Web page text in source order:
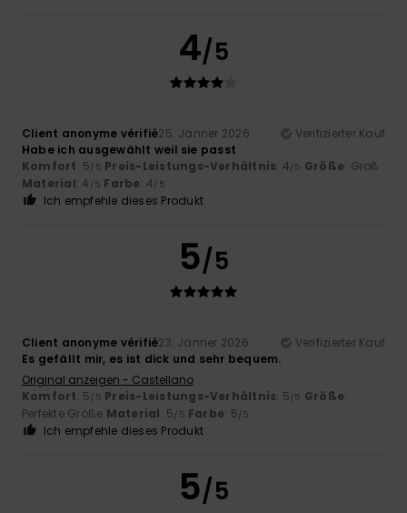
4/5
Client anonyme vérifié25. Jänner 2026
Verifizierter Kauf
Habe ich ausgewählt weil sie passt
Komfort: 5/5 Preis-Leistungs-Verhältnis: 4/5 Größe: Groß
Material: 4 /5 Farbe: 4/5
Ich empfehle dieses Produkt
5/5
Client anonyme vérifié23. Jänner 2026
Verifizierter Kauf
Es gefällt mir, es ist dick und sehr bequem.
Original anzeigen - Castellano
Komfort: 5/5 Preis-Leistungs-Verhältnis: 5/5 Größe:
Perfekte Größe Material: 5/5 Farbe: 5/5
Ich empfehle dieses Produkt
5/5